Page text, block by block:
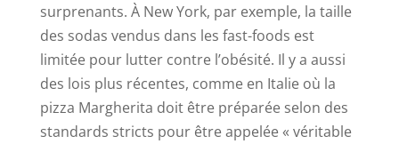
surprenants. À New York, par exemple, la taille
des sodas vendus dans les fast-foods est
limitée pour lutter contre l’obésité. Il y a aussi
des lois plus récentes, comme en Italie où la
pizza Margherita doit être préparée selon des
standards stricts pour être appelée « véritable